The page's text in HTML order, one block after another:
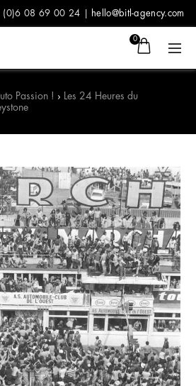
(0)6 08 69 00 24 | hello@bitl-agency.com
0
Passion ! ›
Les 24 Heures du